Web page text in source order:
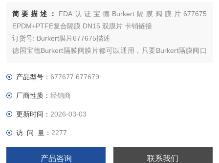
简要描述： FDA认证宝德Burkert隔膜阀膜片677675
EPDM+PTFE复合隔膜 DN15 双膜片 卡销链接
订货号: Burkert膜片677675描述
德国宝德Burkert隔膜阀膜片都可以通用，只要Burkert隔膜阀口
故障，绝大部分都是因为Burkert膜片坏了的原因，所以为了节省
产品型号：677677 677679
厂商性质：经销商
更新时间： 2026-03-03
访 问 量： 2277
产品咨询 联系我们